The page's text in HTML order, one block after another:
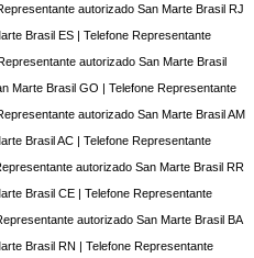
autorizado San Marte Brasil RJ
Brasil ES | Telefone Representante
autorizado San Marte Brasil
Marte Brasil GO | Telefone Representante
autorizado San Marte Brasil AM
Brasil AC | Telefone Representante
autorizado San Marte Brasil RR
Brasil CE | Telefone Representante
autorizado San Marte Brasil BA
Brasil RN | Telefone Representante